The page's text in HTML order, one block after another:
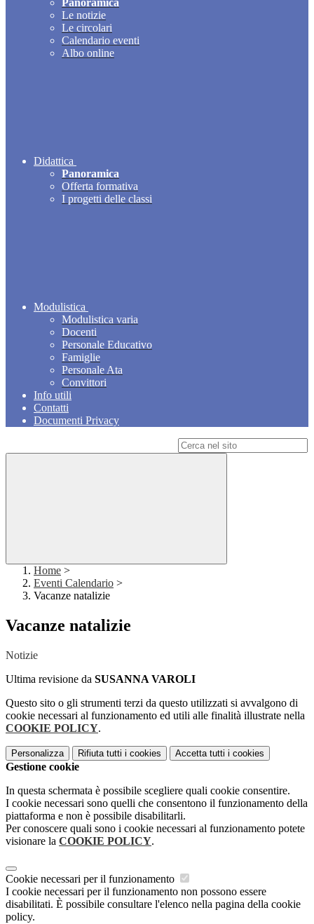
Panoramica
Le notizie
Le circolari
Calendario eventi
Albo online
Didattica
Panoramica
Offerta formativa
I progetti delle classi
Modulistica
Modulistica varia
Docenti
Personale Educativo
Famiglie
Personale Ata
Convittori
Info utili
Contatti
Documenti Privacy
Home >
Eventi Calendario >
Vacanze natalizie
Vacanze natalizie
Notizie
Ultima revisione da SUSANNA VAROLI
Questo sito o gli strumenti terzi da questo utilizzati si avvalgono di
cookie necessari al funzionamento ed utili alle finalità illustrate nella
COOKIE POLICY.
Personalizza Rifiuta tutti i cookies Accetta tutti i cookies
Gestione cookie
In questa schermata è possibile scegliere quali cookie consentire.
I cookie necessari sono quelli che consentono il funzionamento della
piattaforma e non è possibile disabilitarli.
Per conoscere quali sono i cookie necessari al funzionamento potete
visionare la COOKIE POLICY.
Cookie necessari per il funzionamento
I cookie necessari per il funzionamento non possono essere
disabilitati. È possibile consultare l'elenco nella pagina della cookie
policy.